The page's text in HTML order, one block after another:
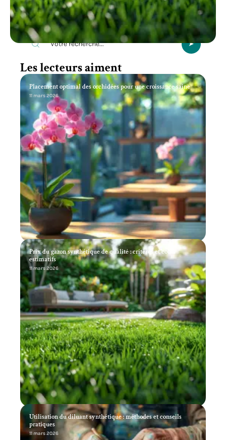
Recherche
Les lecteurs aiment
Placement optimal des orchidées pour une croissance saine
11 mars 2026
Prix du gazon synthétique de qualité : critères et coûts
estimatifs
11 mars 2026
Utilisation du diluant synthétique : méthodes et conseils
pratiques
11 mars 2026